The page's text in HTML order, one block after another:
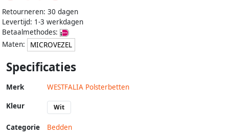
Retourneren: 30 dagen
Levertijd: 1-3 werkdagen
Betaalmethodes:
Maten:
MICROVEZEL
Specificaties
Merk WESTFALIA Polsterbetten
Kleur Wit
Categorie Bedden